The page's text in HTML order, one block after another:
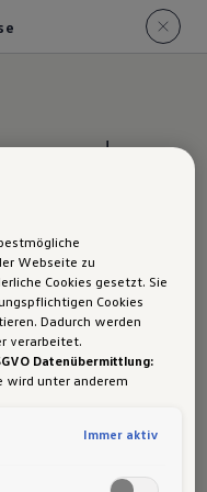
rund
unser
System.
können Sie den
für den
Webseite zu
Cookies gesetzt. Sie
Cookies
Dadurch werden
verarbeitet.
Datenübermittlung:
wird unter anderem
Google LLC) weitergibt.
Immer aktiv